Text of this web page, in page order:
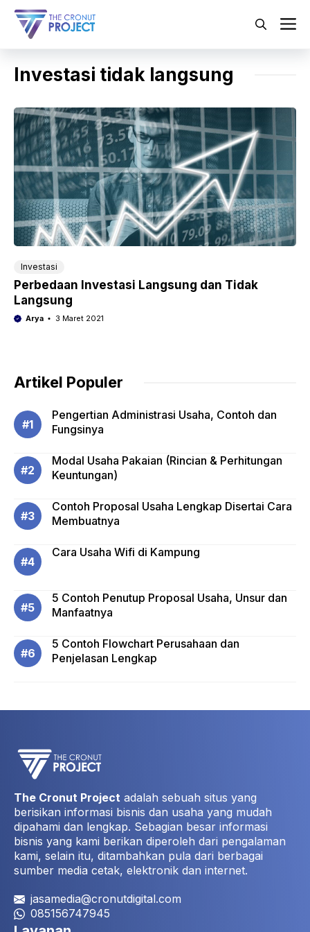
Langsung
Investasi tidak langsung
Investasi
Perbedaan Investasi Langsung dan Tidak
Langsung
Arya 3 Maret 2021
Artikel Populer
Pengertian Administrasi Usaha, Contoh dan
Fungsinya
Modal Usaha Pakaian (Rincian & Perhitungan
Keuntungan)
Contoh Proposal Usaha Lengkap Disertai Cara
Membuatnya
Cara Usaha Wifi di Kampung
5 Contoh Penutup Proposal Usaha, Unsur dan
Manfaatnya
5 Contoh Flowchart Perusahaan dan
Penjelasan Lengkap
The Cronut Project adalah sebuah situs yang
berisikan informasi bisnis dan usaha yang mudah
dipahami dan lengkap. Sebagian besar informasi
bisnis yang kami berikan diperoleh dari pengalaman
kami, selain itu, ditambahkan pula dari berbagai
sumber media cetak, elektronik dan internet.
jasamedia@cronutdigital.com
085156747945